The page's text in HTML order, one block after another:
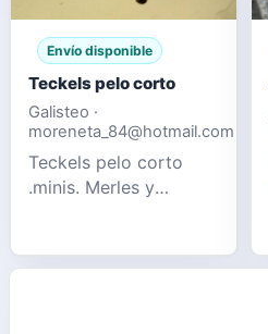
Envío disponible
Teckels pelo corto
Galisteo ·
moreneta_84@hotmail.com
Teckels pelo corto
.minis. Merles y
privado 📩